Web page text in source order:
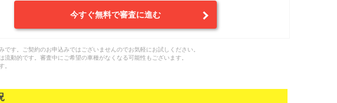
今すぐ無料で審査に進む
です。ご契約のお申込みではございませんのでお気軽にお試しください。
流動的です。審査中にご希望の車種がなくなる可能性もございます。
。